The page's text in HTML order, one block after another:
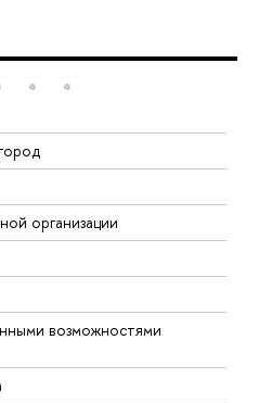
организации
возможностями